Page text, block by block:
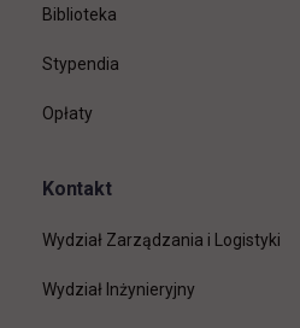
Biblioteka
Stypendia
Opłaty
Kontakt
Wydział Zarządzania i Logistyki
Wydział Inżynieryjny